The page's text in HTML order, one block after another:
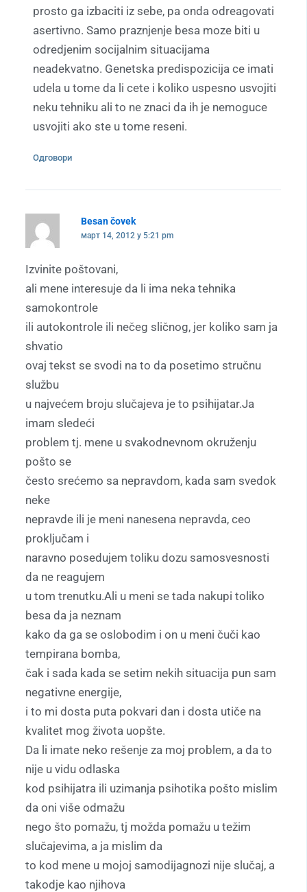
prosto ga izbaciti iz sebe, pa onda odreagovati
asertivno. Samo praznjenje besa moze biti u
odredjenim socijalnim situacijama
neadekvatno. Genetska predispozicija ce imati
udela u tome da li cete i koliko uspesno usvojiti
neku tehniku ali to ne znaci da ih je nemoguce
usvojiti ako ste u tome reseni.
Одговори
Besan čovek
март 14, 2012 у 5:21 pm
Izvinite poštovani,
ali mene interesuje da li ima neka tehnika
samokontrole
ili autokontrole ili nečeg sličnog, jer koliko sam ja
shvatio
ovaj tekst se svodi na to da posetimo stručnu
službu
u najvećem broju slučajeva je to psihijatar.Ja
imam sledeći
problem tj. mene u svakodnevnom okruženju
pošto se
često srećemo sa nepravdom, kada sam svedok
neke
nepravde ili je meni nanesena nepravda, ceo
proključam i
naravno posedujem toliku dozu samosvesnosti
da ne reagujem
u tom trenutku.Ali u meni se tada nakupi toliko
besa da ja neznam
kako da ga se oslobodim i on u meni čuči kao
tempirana bomba,
čak i sada kada se setim nekih situacija pun sam
negativne energije,
i to mi dosta puta pokvari dan i dosta utiče na
kvalitet mog života uopšte.
Da li imate neko rešenje za moj problem, a da to
nije u vidu odlaska
kod psihijatra ili uzimanja psihotika pošto mislim
da oni više odmažu
nego što pomažu, tj možda pomažu u težim
slučajevima, a ja mislim da
to kod mene u mojoj samodijagnozi nije slučaj, a
takodje kao njihova